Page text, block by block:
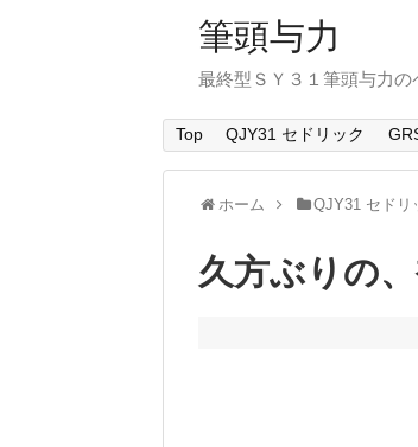
筆頭与力
最終型ＳＹ３１筆頭与力の
Top QJY31 セドリック
ホーム QJY31 セドリ
久方ぶりの、